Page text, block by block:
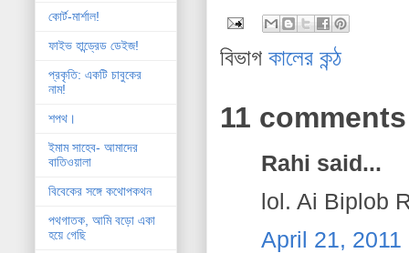
বিভাগকালের কন্ঠ
11
Rahi said...
lol. Ai Biplob
April 21, 2011
কোর্ট-মার্শাল!
ফাইভ হান্ড্রেড ডেইজ!
প্রকৃতি: একটি চাবুকের
নাম!
শপথ।
ইমাম সাহেব- আমাদের
বাতিওয়ালা
বিবেকের সঙ্গে কথোপকথন
পথগাতক, আমি বড়ো একা
হয়ে গেছি